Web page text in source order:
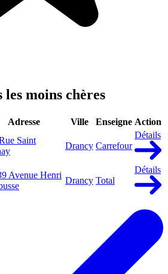
moins chères
Adresse Ville Enseigne Action
Saint
Drancy Carrefour
Détails
Avenue Henri
Drancy Total
Détails